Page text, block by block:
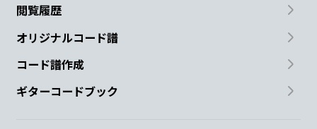
閲覧履歴
オリジナルコード譜
コード譜作成
ギターコードブック